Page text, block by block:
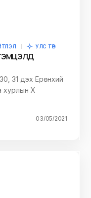
УЛС ТӨР
31 дэх Ерөнхий
хурлын Х
03/05/2021